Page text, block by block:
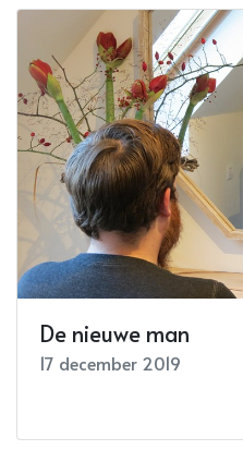
De nieuwe man
17 december 2019